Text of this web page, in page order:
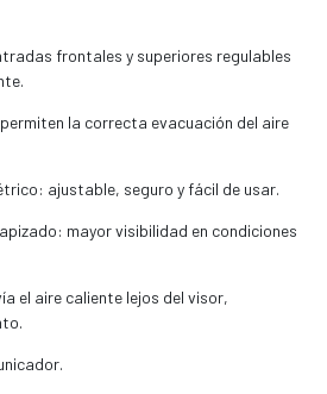
frontales y superiores regulables
la correcta evacuación del aire
ajustable, seguro y fácil de usar.
mayor visibilidad en condiciones
el aire caliente lejos del visor,